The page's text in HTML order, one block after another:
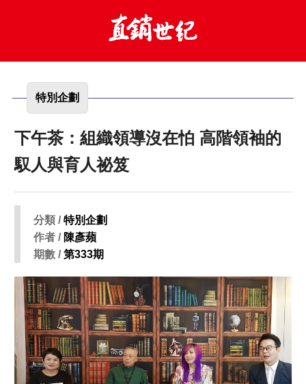
特別企劃
下午茶：組織領導沒在怕 高階領袖的
馭人與育人祕笈
分類 /特別企劃
作者 / 陳彥蘋
期數 /第333期